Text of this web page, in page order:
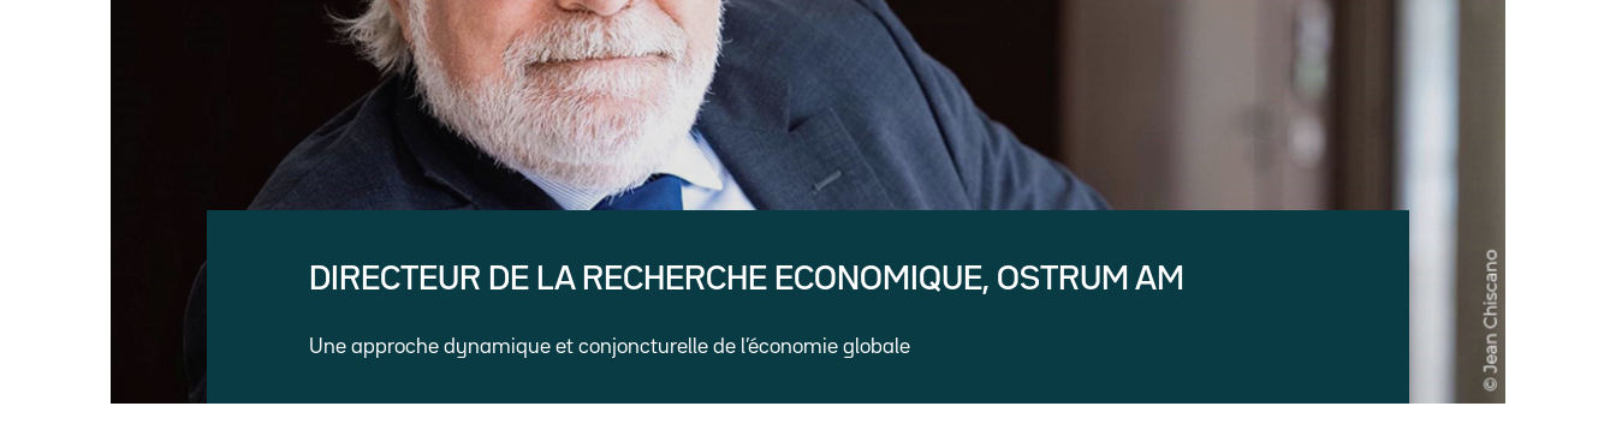
DIRECTEUR DE LA RECHERCHE ECONOMIQUE, OSTRUM AM
Une approche dynamique et conjoncturelle de l’économie globale